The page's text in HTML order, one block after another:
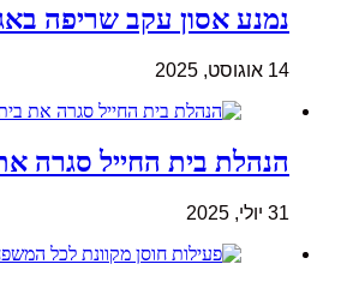
נמנע אסון עקב שריפה
14 אוגוסט, 2025
הנהלת בית החייל סגרה
31 יולי, 2025